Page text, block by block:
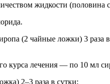
жидкости (половина
(2 чайные ложки) 3 раза
курса лечения — по 10 мл
2–3 раза в сутки;